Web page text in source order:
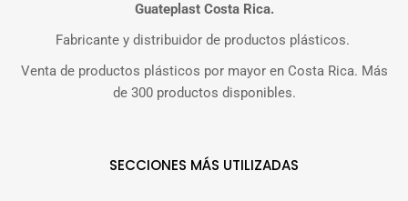
Guateplast Costa Rica.
Fabricante y distribuidor de productos plásticos.
Venta de productos plásticos por mayor en Costa Rica. Más
de 300 productos disponibles.
SECCIONES MÁS UTILIZADAS